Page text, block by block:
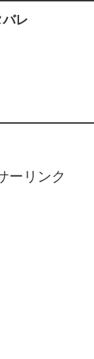
レ
ーリンク